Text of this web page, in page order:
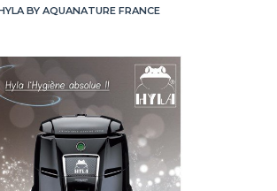
BY AQUANATURE FRANCE